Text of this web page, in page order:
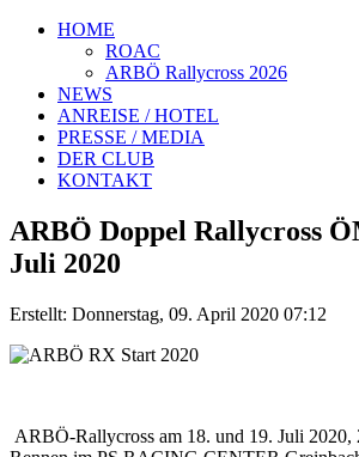
HOME
ROAC
ARBÖ Rallycross 2026
NEWS
ANREISE / HOTEL
PRESSE / MEDIA
DER CLUB
KONTAKT
ARBÖ Doppel Rallycross
Juli 2020
Erstellt: Donnerstag, 09. April 2020 07:12
ARBÖ-Rallycross am 18. und 19. Juli